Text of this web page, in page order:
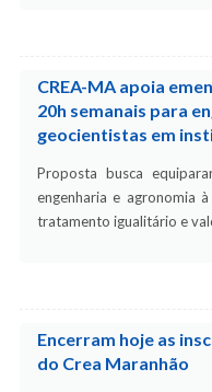
CREA-MA apoia
20h semanais para
geocientistas em
Proposta busca
engenharia e agronomia
tratamento igualitário e
Encerram hoje as
do Crea Maranhão